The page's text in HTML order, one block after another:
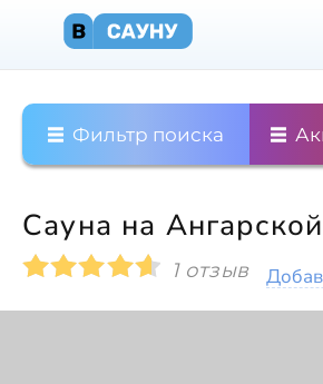
Фильтр поиска
Сауна на Ангарской
1 отзыв